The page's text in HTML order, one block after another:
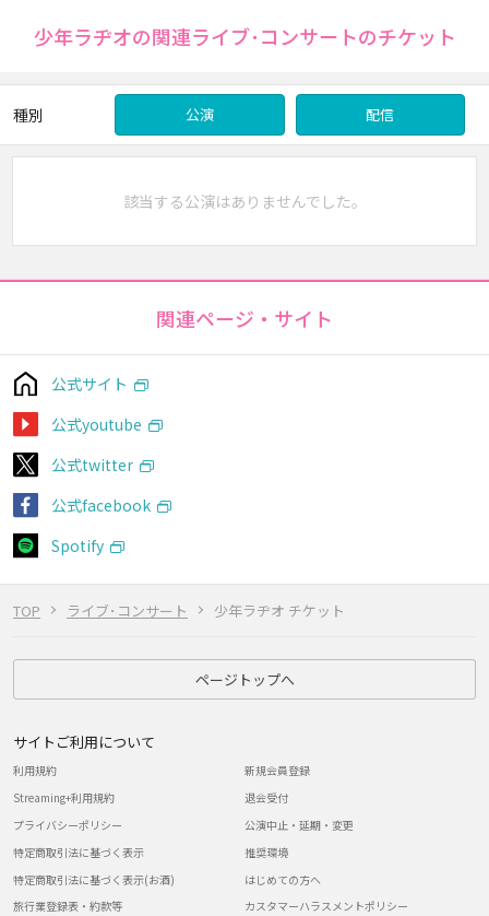
TOP ライブ･コンサート 少年ラヂオ チケット
少年ラヂオの関連ライブ･コンサートのチケット
種別 公演 配信
該当する公演はありませんでした。
関連ページ・サイト
公式サイト
公式youtube
公式twitter
公式facebook
Spotify
ページトップへ
サイトご利用について
利用規約
Streaming+利用規約
プライバシーポリシー
特定商取引法に基づく表示
特定商取引法に基づく表示(お酒)
旅行業登録表・約款等
新規会員登録
退会受付
公演中止・延期・変更
推奨環境
はじめての方へ
カスタマーハラスメントポリシー